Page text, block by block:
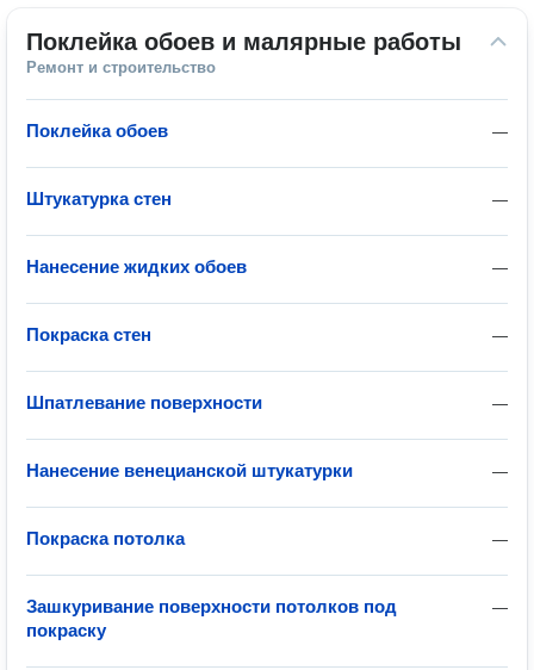
Поклейка обоев и малярные работы
Ремонт и строительство
—
Поклейка обоев
—
Штукатурка стен
—
Нанесение жидких обоев
—
Покраска стен
—
Шпатлевание поверхности
—
Нанесение венецианской штукатурки
—
Покраска потолка
—
Зашкуривание поверхности потолков под
покраску